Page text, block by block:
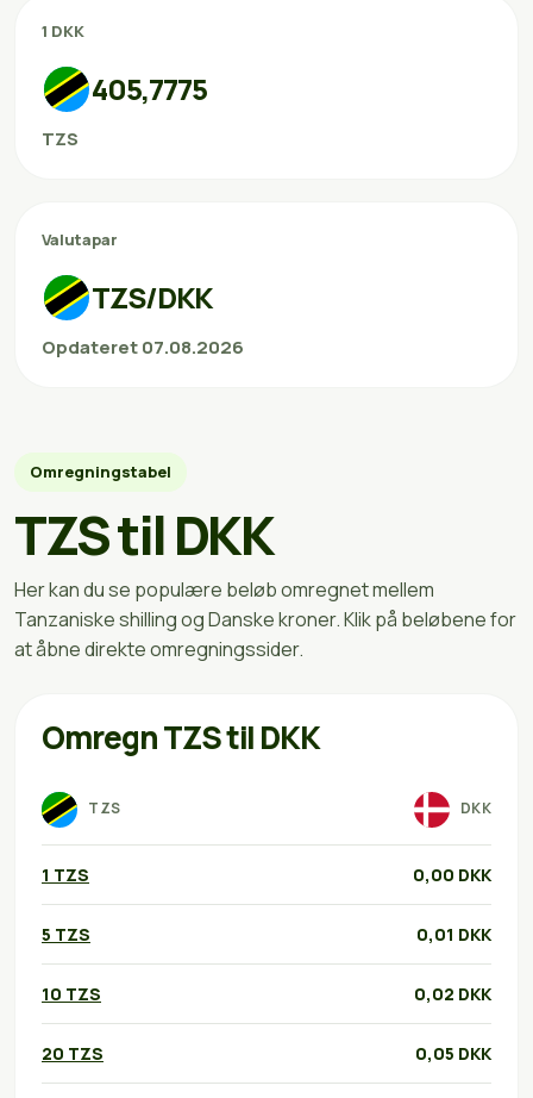
1 DKK
405,7775
TZS
Valutapar
TZS/DKK
Opdateret 07.08.2026
Omregningstabel
TZS til DKK
Her kan du se populære beløb omregnet mellem
Tanzaniske shilling og Danske kroner. Klik på beløbene for
at åbne direkte omregningssider.
Omregn TZS til DKK
TZS DKK
1 TZS 0,00 DKK
5 TZS 0,01 DKK
10 TZS 0,02 DKK
20 TZS 0,05 DKK